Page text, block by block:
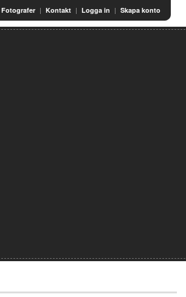
Fotografer | Kontakt | Logga in | Skapa konto